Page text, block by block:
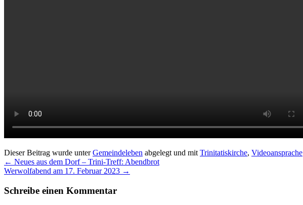
Dieser Beitrag wurde unterGemeindeleben abgelegt und mit Trinitatiskirche, Videoansprache
← Neues aus dem Dorf – Trini-Treff: Abendbrot
Werwolfabend am 17. Februar 2023 →
Schreibe einen Kommentar